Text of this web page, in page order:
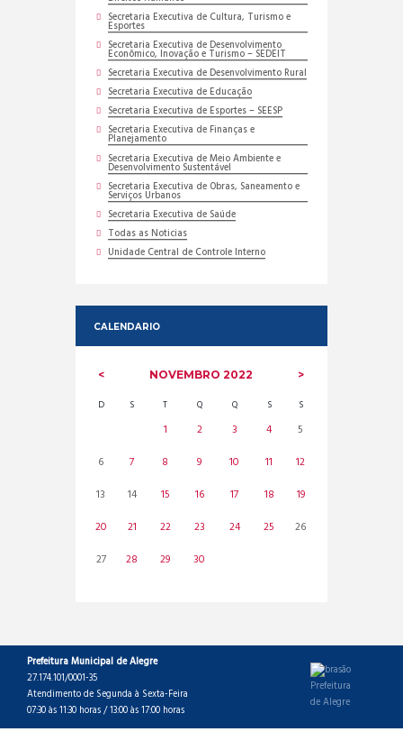
Secretaria Executiva de Cultura, Turismo e
Esportes
Secretaria Executiva de Desenvolvimento
Econômico, Inovação e Turismo – SEDEIT
Secretaria Executiva de Desenvolvimento Rural
Secretaria Executiva de Educação
Secretaria Executiva de Esportes – SEESP
Secretaria Executiva de Finanças e
Planejamento
Secretaria Executiva de Meio Ambiente e
Desenvolvimento Sustentável
Secretaria Executiva de Obras, Saneamento e
Serviços Urbanos
Secretaria Executiva de Saúde
Todas as Noticias
Unidade Central de Controle Interno
CALENDARIO
NOVEMBRO 2022
D S T Q Q S S
1 2 3 4
5
6
7 8 9 10 11
12
13
14 15 16 17 18
19
20
21 22 23 24 25
26
27
28 29 30
Prefeitura Municipal de Alegre
27.174.101/0001-35
Atendimento de Segunda à Sexta-Feira
07:30 às 11:30 horas / 13:00 às 17:00 horas